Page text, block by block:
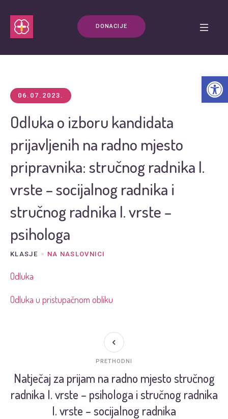
DONACIJE
06.07.2023.
Odluka o izboru kandidata
prijavljenih na radno mjesto
pripravnika: stručnog radnika I.
vrste – socijalnog radnika i
stručnog radnika I. vrste –
psihologa
KLASJE NA NASLOVNICI
Odluka
Odluka u pristupačnom obliku
Natječaj za prijam na radno mjesto stručnog
radnika I. vrste – psihologa i stručnog radnika
I. vrste – socijalnog radnika
PRETHODNI